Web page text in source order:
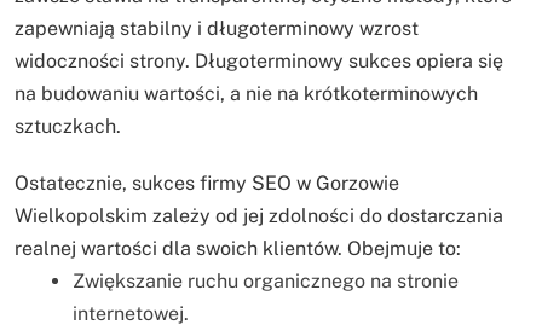
zapewniają stabilny i długoterminowy wzrost
widoczności strony. Długoterminowy sukces opiera się
na budowaniu wartości, a nie na krótkoterminowych
sztuczkach.
Ostatecznie, sukces firmy SEO w Gorzowie
Wielkopolskim zależy od jej zdolności do dostarczania
realnej wartości dla swoich klientów. Obejmuje to:
Zwiększanie ruchu organicznego na stronie
internetowej.